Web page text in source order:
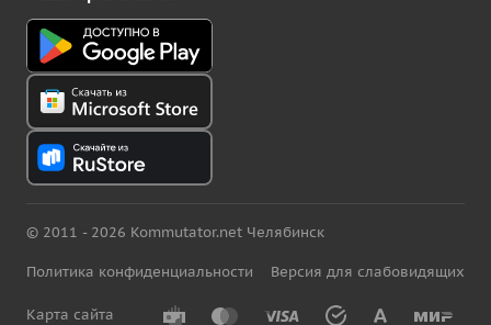
© 2011 - 2026 Kommutator.net Челябинск
Политика конфиденциальности Версия для слабовидящих
Карта сайта